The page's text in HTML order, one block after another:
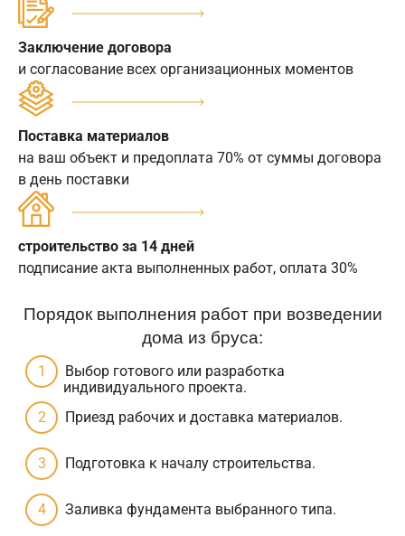
Заключение договора
и согласование всех организационных моментов
Поставка материалов
на ваш объект и предоплата 70% от суммы договора
в день поставки
строительство за 14 дней
подписание акта выполненных работ, оплата 30%
Порядок выполнения работ при возведении
дома из бруса:
Выбор готового или разработка
индивидуального проекта.
Приезд рабочих и доставка материалов.
Подготовка к началу строительства.
Заливка фундамента выбранного типа.